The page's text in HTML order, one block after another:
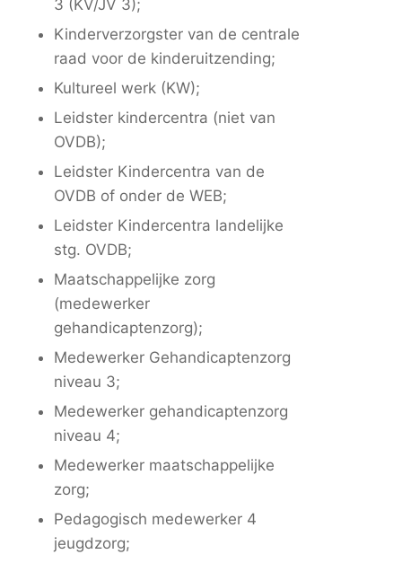
3 (KV/JV 3);
Kinderverzorgster van de centrale
raad voor de kinderuitzending;
Kultureel werk (KW);
Leidster kindercentra (niet van
OVDB);
Leidster Kindercentra van de
OVDB of onder de WEB;
Leidster Kindercentra landelijke
stg. OVDB;
Maatschappelijke zorg
(medewerker
gehandicaptenzorg);
Medewerker Gehandicaptenzorg
niveau 3;
Medewerker gehandicaptenzorg
niveau 4;
Medewerker maatschappelijke
zorg;
Pedagogisch medewerker 4
jeugdzorg;